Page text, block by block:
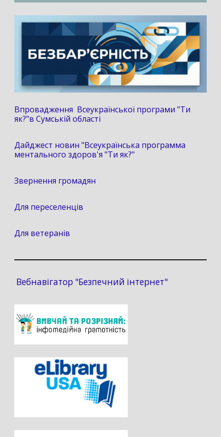
Впровадження Всеукраїнської програми "Ти
як?"в Сумській області
Дайджест новин "Всеукраїнська программа
ментального здоров'я "Ти як?"
Звернення громадян
Для переселенців
Для ветеранів
Вебнавігатор "Безпечний інтернет"